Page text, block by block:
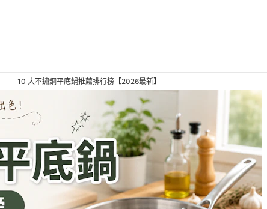
10 大不鏽鋼平底鍋推薦排行榜【2026最新】